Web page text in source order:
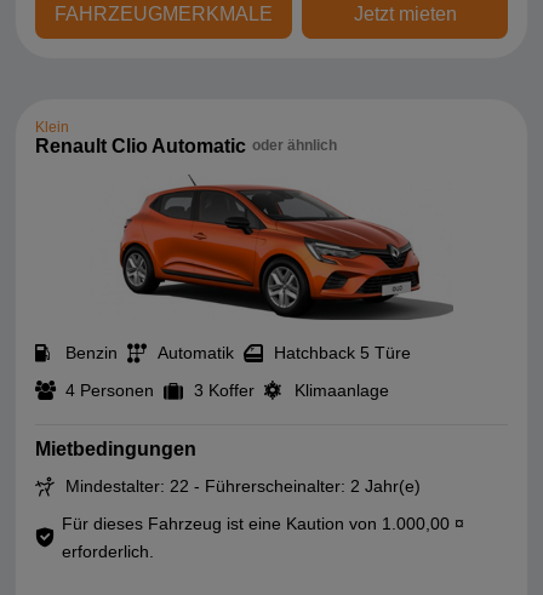
FAHRZEUGMERKMALE Jetzt mieten
Klein
Renault Clio Automatic oder ähnlich
Benzin Automatik
Hatchback 5 Türe
4 Personen
3 Koffer Klimaanlage
Mietbedingungen
Mindestalter: 22 - Führerscheinalter: 2 Jahr(e)
Für dieses Fahrzeug ist eine Kaution von 1.000,00 ¤
erforderlich.